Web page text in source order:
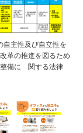
自主性及び自立性を
革の推進を図るため
備に 関する法律